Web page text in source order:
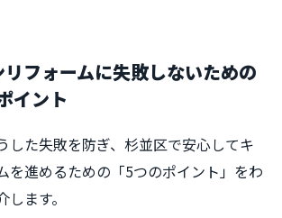
フォームに失敗しないための
イント
した失敗を防ぎ、杉並区で安心してキ
を進めるための「5つのポイント」をわ
ます。